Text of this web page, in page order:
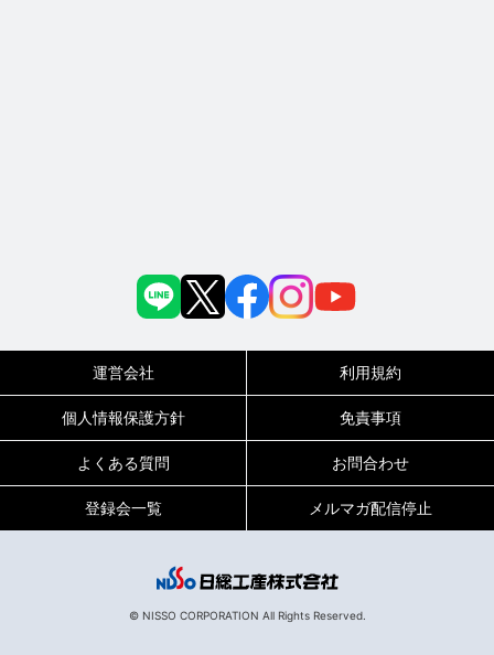
運営会社 利用規約
個人情報保護方針 免責事項
よくある質問 お問合わせ
登録会一覧 メルマガ配信停止
© NISSO CORPORATION All Rights Reserved.